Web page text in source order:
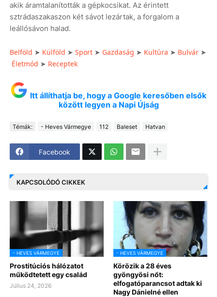
akik áramtalanították a gépkocsikat. Az érintett
sztrádaszakaszon két sávot lezártak, a forgalom a
leállósávon halad.
Belföld ➤ Külföld ➤ Sport ➤ Gazdaság ➤ Kultúra ➤ Bulvár ➤
Életmód ➤ Receptek
Itt állíthatja be, hogy a Google keresőben elsők
között legyen a Napi Újság
Témák: - Heves Vármegye 112 Baleset Hatvan
Facebook
KAPCSOLÓDÓ CIKKEK
- HEVES VÁRMEGYE
Prostitúciós hálózatot
működtetett egy család
Július 24, 2026
- HEVES VÁRMEGYE
Körözik a 28 éves
gyöngyösi nőt:
elfogatóparancsot adtak ki
Nagy Dánielné ellen